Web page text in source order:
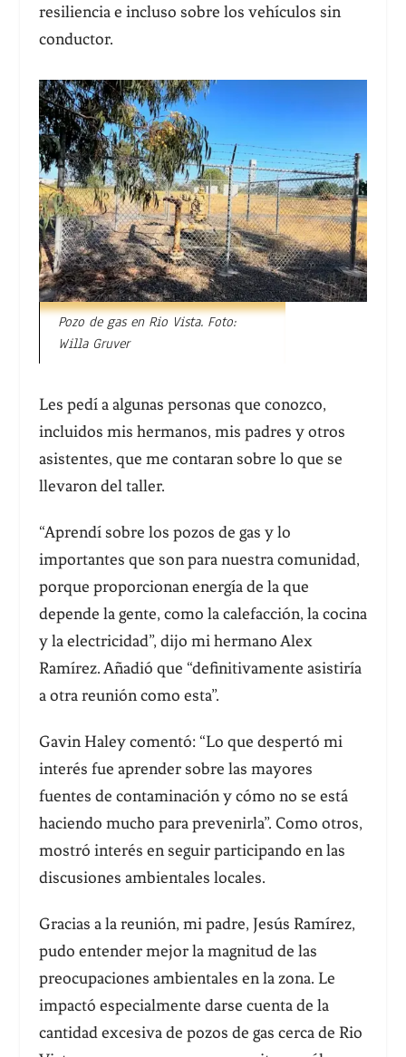
resiliencia e incluso sobre los vehículos sin
conductor.
Pozo de gas en Rio Vista. Foto:
Willa Gruver
Les pedí a algunas personas que conozco,
incluidos mis hermanos, mis padres y otros
asistentes, que me contaran sobre lo que se
llevaron del taller.
“Aprendí sobre los pozos de gas y lo
importantes que son para nuestra comunidad,
porque proporcionan energía de la que
depende la gente, como la calefacción, la cocina
y la electricidad”, dijo mi hermano Alex
Ramírez. Añadió que “definitivamente asistiría
a otra reunión como esta”.
Gavin Haley comentó: “Lo que despertó mi
interés fue aprender sobre las mayores
fuentes de contaminación y cómo no se está
haciendo mucho para prevenirla”. Como otros,
mostró interés en seguir participando en las
discusiones ambientales locales.
Gracias a la reunión, mi padre, Jesús Ramírez,
pudo entender mejor la magnitud de las
preocupaciones ambientales en la zona. Le
impactó especialmente darse cuenta de la
cantidad excesiva de pozos de gas cerca de Rio